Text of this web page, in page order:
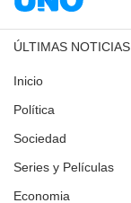
ÚLTIMAS NOTICIAS
Inicio
Política
Sociedad
Series y Películas
Economia